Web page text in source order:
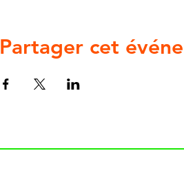
Partager cet